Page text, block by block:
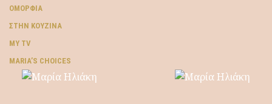
ΟΜΟΡΦΙΆ
ΣΤΗΝ ΚΟΥΖΊΝΑ
MY TV
ΜARIA’S CHOICES